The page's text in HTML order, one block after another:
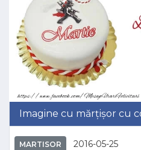
Imagine cu mărțișor cu
MARTISOR 2016-05-25